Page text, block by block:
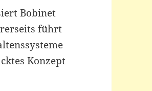
Bobinet
führt
Konzept